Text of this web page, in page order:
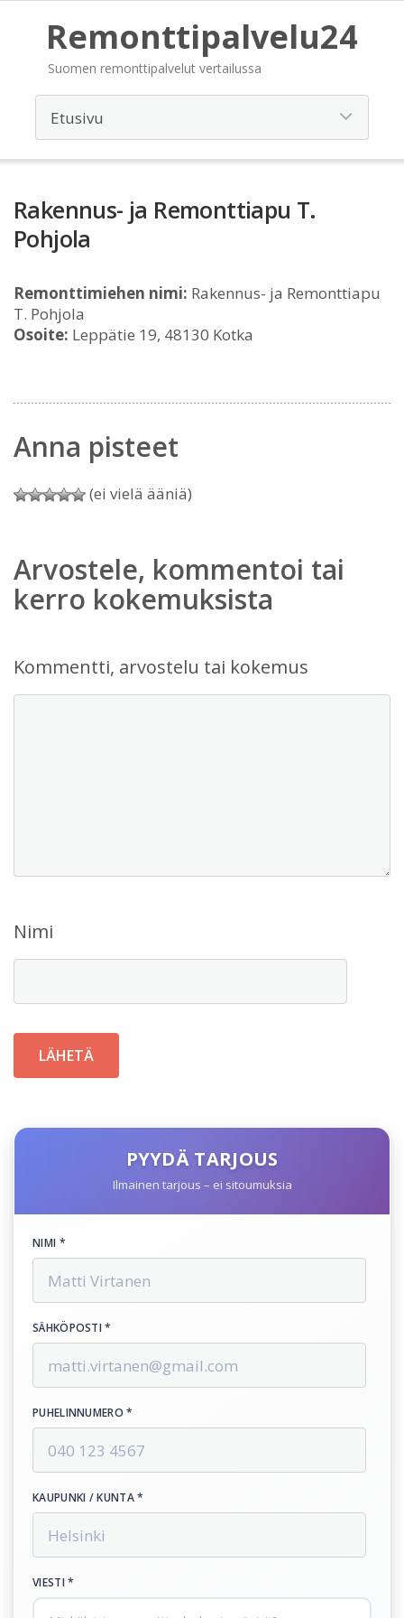
Remonttipalvelu24
Suomen remonttipalvelut vertailussa
Rakennus- ja Remonttiapu T.
Pohjola
Remonttimiehen nimi: Rakennus- ja Remonttiapu
T. Pohjola
Osoite: Leppätie 19, 48130 Kotka
Anna pisteet
(ei vielä ääniä)
Arvostele, kommentoi tai
kerro kokemuksista
Kommentti, arvostelu tai kokemus
Nimi
PYYDÄ TARJOUS
Ilmainen tarjous – ei sitoumuksia
NIMI *
SÄHKÖPOSTI *
PUHELINNUMERO *
KAUPUNKI / KUNTA *
VIESTI *